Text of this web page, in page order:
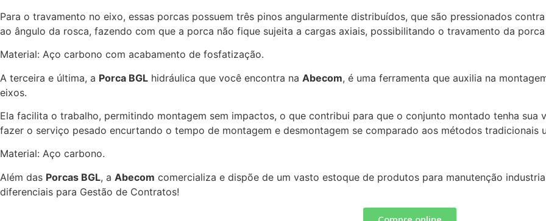
Para o travamento no eixo, essas porcas possuem três pinos angularmente distribuídos, que são pressionados
ao ângulo da rosca, fazendo com que a porca não fique sujeita a cargas axiais, possibilitando o travamento da
Material: Aço carbono com acabamento de fosfatização.
A terceira e última, a Porca BGL hidráulica que você encontra na Abecom, é uma ferramenta que auxilia na
eixos.
Ela facilita o trabalho, permitindo montagem sem impactos, o que contribui para que o conjunto montado tenha
fazer o serviço pesado encurtando o tempo de montagem e desmontagem se comparado aos métodos tradicionais
Material: Aço carbono.
Além das Porcas BGL, a Abecom comercializa e dispõe de um vasto estoque de produtos para manutenção
diferenciais para Gestão de Contratos!